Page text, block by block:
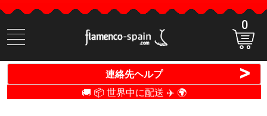
商
品
検
0
連絡先ヘルプ >
🚚 📦 世界中に配送 ✈️ 🌍